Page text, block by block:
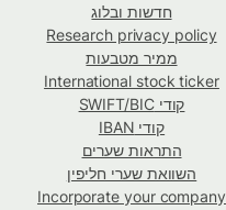
חדשות ובלוג
Research privacy policy
ממיר מטבעות
International stock ticker
קודי SWIFT/BIC
קודי IBAN
התראות שערים
השוואת שערי חליפין
Incorporate your company